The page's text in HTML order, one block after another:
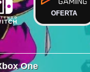
OFERTA
One